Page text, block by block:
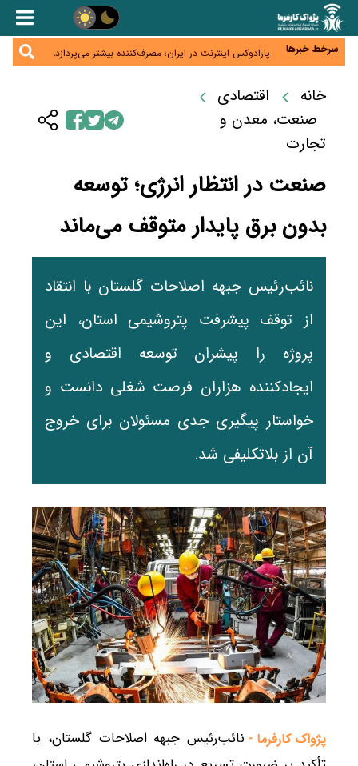
سرخط خبرها
زائران اربعین نگران ارز باقی‌مانده نباشند؛ خرید دینار در
جنگ کریدورها وارد فاز جدید شد؛ سرمایه‌گذاری ۳۴۵
پارادوکس اینترنت در ایران؛ مصرف‌کننده بیشتر می‌پردازد،
شبکه کمتر توسعه می‌یابد
جدید سیاست‌های مالیاتی در حمایت از تولید
معمای تأمین ۸۰ همت معوقات بازنشستگان؛ بانک رفاه
خانه
اقتصادی
صنعت، معدن و
تجارت
صنعت در انتظار انرژی؛ توسعه
بدون برق پایدار متوقف می‌ماند
نائب‌رئیس جبهه اصلاحات گلستان با انتقاد
از توقف پیشرفت پتروشیمی استان، این
پروژه را پیشران توسعه اقتصادی و
ایجادکننده هزاران فرصت شغلی دانست و
خواستار پیگیری جدی مسئولان برای خروج
آن از بلاتکلیفی شد.
پژواک کارفرما - نائب‌رئیس جبهه اصلاحات گلستان، با